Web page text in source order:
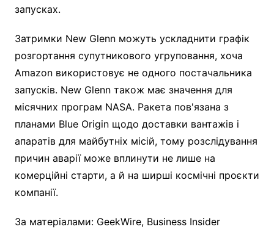
запусках.
Затримки New Glenn можуть ускладнити графік
розгортання супутникового угруповання, хоча
Amazon використовує не одного постачальника
запусків. New Glenn також має значення для
місячних програм NASA. Ракета пов'язана з
планами Blue Origin щодо доставки вантажів і
апаратів для майбутніх місій, тому розслідування
причин аварії може вплинути не лише на
комерційні старти, а й на ширші космічні проєкти
компанії.
За матеріалами: GeekWire, Business Insider